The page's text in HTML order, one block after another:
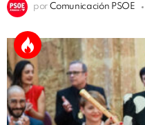
por Comunicación PSOE